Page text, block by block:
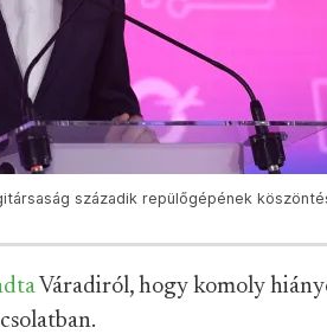
századik repülőgépének
Váradiról, hogy komoly